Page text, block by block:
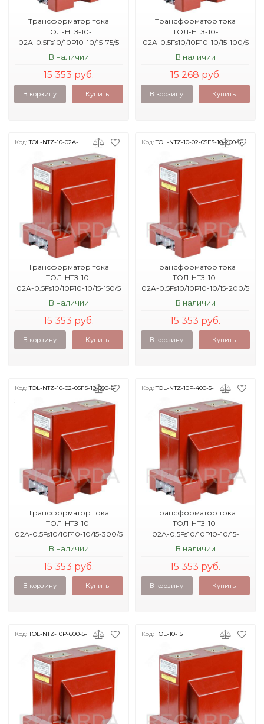
Трансформатор тока
ТОЛ-НТЗ-10-
02А-0.5Fs10/10Р10-10/15-75/5
8кА УХЛ2
В наличии
15 353 руб.
В корзину Купить
Трансформатор тока
ТОЛ-НТЗ-10-
02А-0.5Fs10/10Р10-10/15-100/5
10кА УХЛ2
В наличии
15 268 руб.
В корзину Купить
Код:TOL-NTZ-10-02A-
Трансформатор тока
ТОЛ-НТЗ-10-
02А-0.5Fs10/10Р10-10/15-150/5
16кА УХЛ2
В наличии
15 353 руб.
В корзину Купить
Код:TOL-NTZ-10-02-05FS-10-200-5-
Трансформатор тока
ТОЛ-НТЗ-10-
02А-0.5Fs10/10Р10-10/15-200/5
20кА УХЛ2
В наличии
15 353 руб.
В корзину Купить
Код:TOL-NTZ-10-02-05FS-10-300-5-
Трансформатор тока
ТОЛ-НТЗ-10-
02А-0.5Fs10/10Р10-10/15-300/5
31.5кА УХЛ2
В наличии
15 353 руб.
В корзину Купить
Код:TOL-NTZ-10P-400-5-
Трансформатор тока
ТОЛ-НТЗ-10-
02А-0.5Fs10/10Р10-10/15-
400/5 40кА УХЛ2
В наличии
15 353 руб.
В корзину Купить
Код:TOL-NTZ-10P-600-5-
Код:TOL-10-15